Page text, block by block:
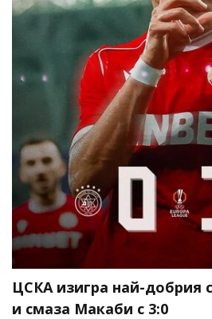
ЦСКА изигра най-добрия
и смаза Макаби с 3:0